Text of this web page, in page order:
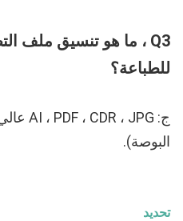
للطباعة؟
البوصة).
تحديد